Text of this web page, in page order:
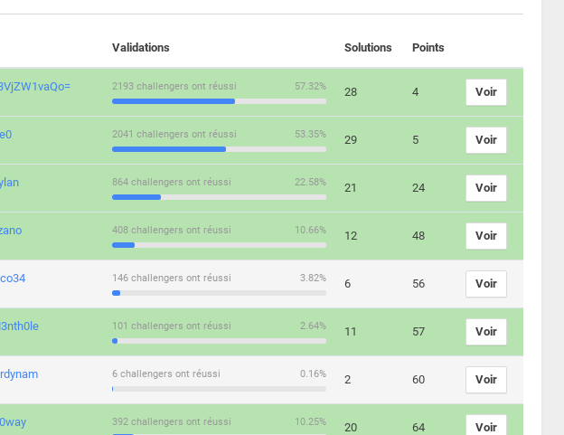
Validations Solutions Points
57.32%
2193 challengers ont réussi 28 4 Voir
53.35%
2041 challengers ont réussi 29 5 Voir
22.58%
864 challengers ont réussi 21 24 Voir
10.66%
408 challengers ont réussi 12 48 Voir
3.82%
146 challengers ont réussi 6 56 Voir
2.64%
101 challengers ont réussi 11 57 Voir
0.16%
6 challengers ont réussi 2 60 Voir
10.25%
392 challengers ont réussi 20 64 Voir